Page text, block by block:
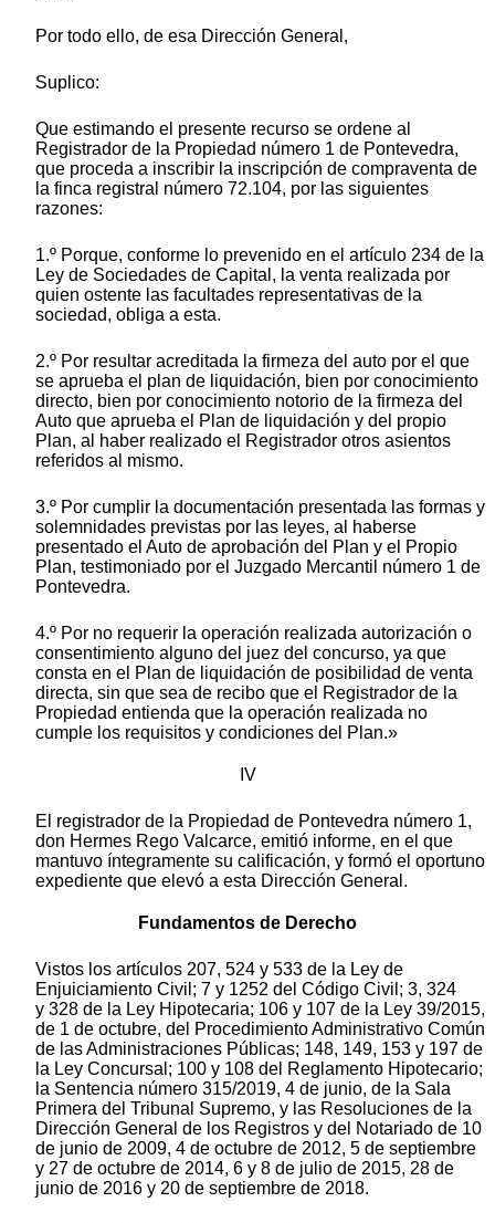
Por todo ello, de esa Dirección General,
Suplico:
Que estimando el presente recurso se ordene al
Registrador de la Propiedad número 1 de Pontevedra,
que proceda a inscribir la inscripción de compraventa de
la finca registral número 72.104, por las siguientes
razones:
1.º Porque, conforme lo prevenido en el artículo 234 de la
Ley de Sociedades de Capital, la venta realizada por
quien ostente las facultades representativas de la
sociedad, obliga a esta.
2.º Por resultar acreditada la firmeza del auto por el que
se aprueba el plan de liquidación, bien por conocimiento
directo, bien por conocimiento notorio de la firmeza del
Auto que aprueba el Plan de liquidación y del propio
Plan, al haber realizado el Registrador otros asientos
referidos al mismo.
3.º Por cumplir la documentación presentada las formas y
solemnidades previstas por las leyes, al haberse
presentado el Auto de aprobación del Plan y el Propio
Plan, testimoniado por el Juzgado Mercantil número 1 de
Pontevedra.
4.º Por no requerir la operación realizada autorización o
consentimiento alguno del juez del concurso, ya que
consta en el Plan de liquidación de posibilidad de venta
directa, sin que sea de recibo que el Registrador de la
Propiedad entienda que la operación realizada no
cumple los requisitos y condiciones del Plan.»
IV
El registrador de la Propiedad de Pontevedra número 1,
don Hermes Rego Valcarce, emitió informe, en el que
mantuvo íntegramente su calificación, y formó el oportuno
expediente que elevó a esta Dirección General.
Fundamentos de Derecho
Vistos los artículos 207, 524 y 533 de la Ley de
Enjuiciamiento Civil; 7 y 1252 del Código Civil; 3, 324
y 328 de la Ley Hipotecaria; 106 y 107 de la Ley 39/2015,
de 1 de octubre, del Procedimiento Administrativo Común
de las Administraciones Públicas; 148, 149, 153 y 197 de
la Ley Concursal; 100 y 108 del Reglamento Hipotecario;
la Sentencia número 315/2019, 4 de junio, de la Sala
Primera del Tribunal Supremo, y las Resoluciones de la
Dirección General de los Registros y del Notariado de 10
de junio de 2009, 4 de octubre de 2012, 5 de septiembre
y 27 de octubre de 2014, 6 y 8 de julio de 2015, 28 de
junio de 2016 y 20 de septiembre de 2018.